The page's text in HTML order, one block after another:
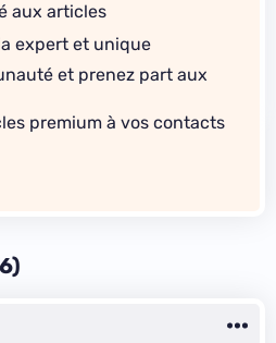
aux articles
expert et unique
et prenez part aux
premium à vos contacts